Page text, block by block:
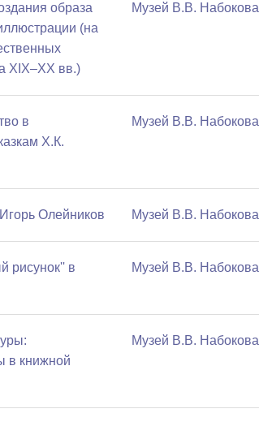
образа
(на
XIX–XX вв.)
Музей В.В. Набокова
в
Х.К.
Музей В.В. Набокова
Олейников Музей В.В. Набокова
рисунок'' в
Музей В.В. Набокова
в книжной
Музей В.В. Набокова